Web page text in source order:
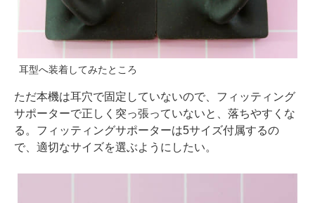
耳型へ装着してみたところ
ただ本機は耳穴で固定していないので、フィッティング
サポーターで正しく突っ張っていないと、落ちやすくな
る。フィッティングサポーターは5サイズ付属するの
で、適切なサイズを選ぶようにしたい。